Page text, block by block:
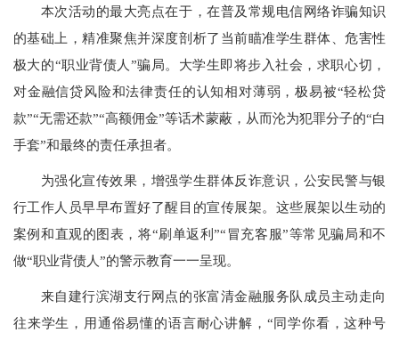
本次活动的最大亮点在于，在普及常规电信网络诈骗知识
的基础上，精准聚焦并深度剖析了当前瞄准学生群体、危害性
极大的“职业背债人”骗局。大学生即将步入社会，求职心切，
对金融信贷风险和法律责任的认知相对薄弱，极易被“轻松贷
款”“无需还款”“高额佣金”等话术蒙蔽，从而沦为犯罪分子的“白
手套”和最终的责任承担者。
为强化宣传效果，增强学生群体反诈意识，公安民警与银
行工作人员早早布置好了醒目的宣传展架。这些展架以生动的
案例和直观的图表，将“刷单返利”“冒充客服”等常见骗局和不
做“职业背债人”的警示教育一一呈现。
来自建行滨湖支行网点的张富清金融服务队成员主动走向
往来学生，用通俗易懂的语言耐心讲解，“同学你看，这种号